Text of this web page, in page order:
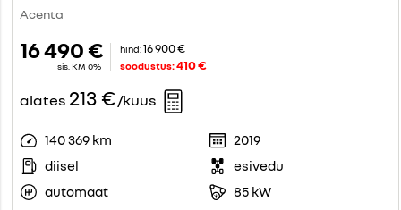
Acenta
16 490 €
sis. KM 0%
hind: 16 900 €
soodustus:410 €
alates 213 €/kuus
140 369 km
2019
diisel
esivedu
automaat
85 kW